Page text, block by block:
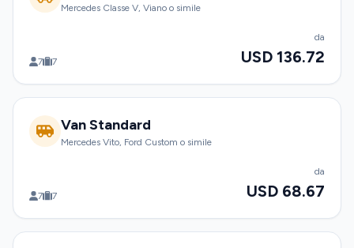
Mercedes Classe V, Viano o simile
7 7
da
USD 136.72
Van Standard
Mercedes Vito, Ford Custom o simile
7 7
da
USD 68.67